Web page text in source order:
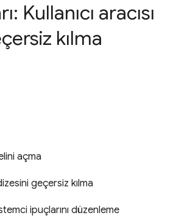
Kullanıcı aracısı
kılma
açma
geçersiz kılma
ipuçlarını düzenleme